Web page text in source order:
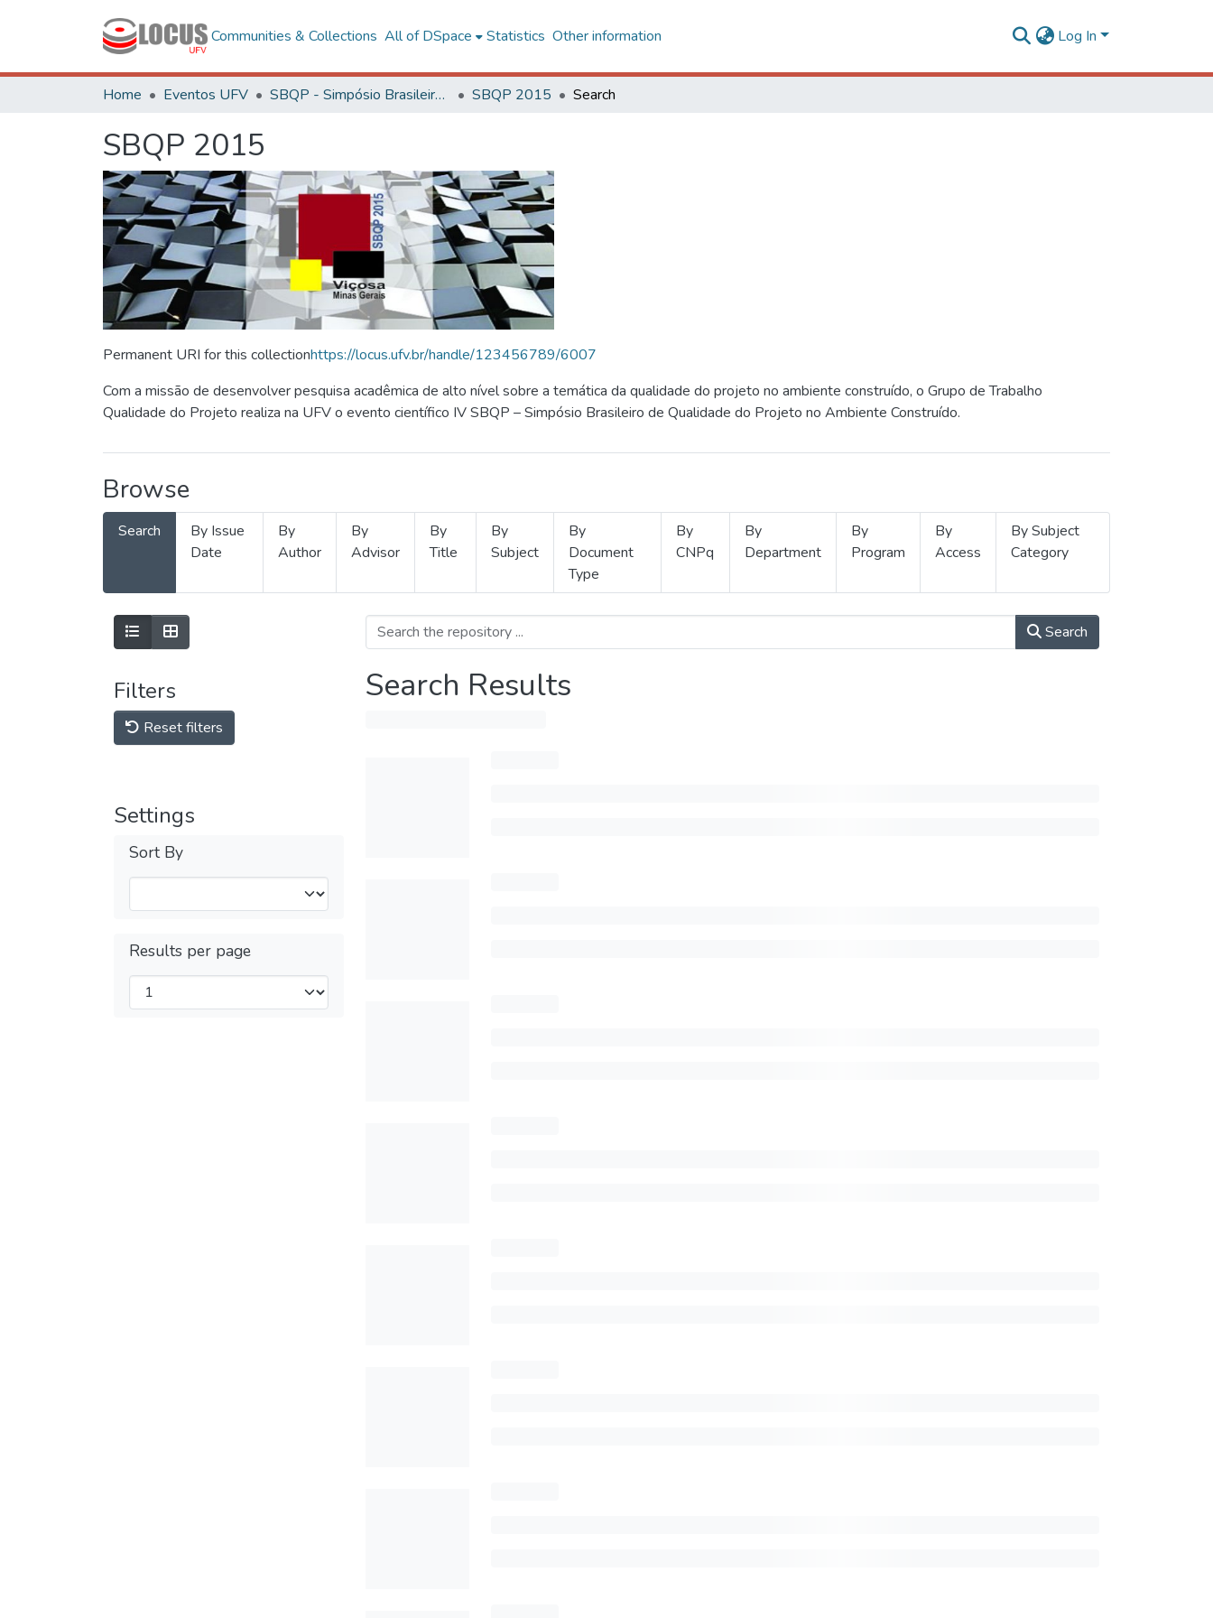
Communities & Collections All of DSpace Statistics Other information Log In
Home Eventos UFV SBQP - Simpósio Brasileiro de Qualidade do Projeto no Ambiente Construído SBQP 2015 Search
SBQP 2015
Permanent URI for this collectionhttps://locus.ufv.br/handle/123456789/6007
Com a missão de desenvolver pesquisa acadêmica de alto nível sobre a temática da qualidade do projeto no ambiente construído, o Grupo de Trabalho
Qualidade do Projeto realiza na UFV o evento científico IV SBQP – Simpósio Brasileiro de Qualidade do Projeto no Ambiente Construído.
Browse
Search
By Issue
Date
By
Author
By
Advisor
By
Title
By
Subject
By
Document
Type
By
CNPq
By
Department
By
Program
By
Access
By Subject
Category
Filters
Reset filters
Settings
Sort By
Results per page
Search
Search Results